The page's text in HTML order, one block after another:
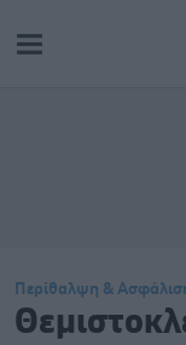
Περίθαλψη &